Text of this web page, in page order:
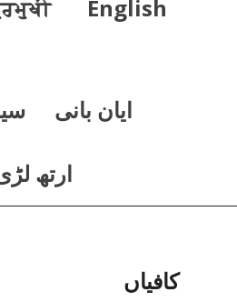
English
ايان بانی
ارتھ
کافیاں